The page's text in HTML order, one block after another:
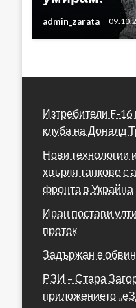
admin_zarata
Изтребители F-
клуба на Доналд
Нови технологии
хвърля танкове с
фронта в Украйна
Иран постави
проток
Задържан е
РЗИ – Стара
приложението